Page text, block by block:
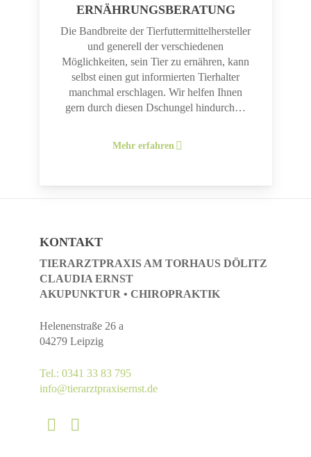
ERNÄHRUNGSBERATUNG
Die Bandbreite der Tierfuttermittelhersteller
und generell der verschiedenen
Möglichkeiten, sein Tier zu ernähren, kann
selbst einen gut informierten Tierhalter
manchmal erschlagen. Wir helfen Ihnen
gern durch diesen Dschungel hindurch…
Mehr erfahren
KONTAKT
TIERARZTPRAXIS AM TORHAUS DÖLITZ
CLAUDIA ERNST
AKUPUNKTUR • CHIROPRAKTIK
Helenenstraße 26 a
04279 Leipzig
Tel.: 0341 33 83 795
info@tierarztpraxisernst.de